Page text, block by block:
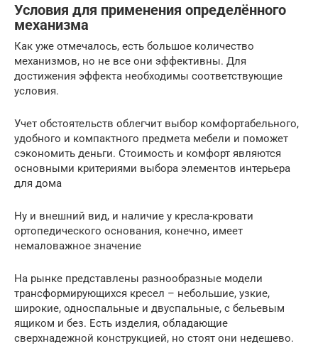
Условия для применения определённого
механизма
Как уже отмечалось, есть большое количество
механизмов, но не все они эффективны. Для
достижения эффекта необходимы соответствующие
условия.
Учет обстоятельств облегчит выбор комфортабельного,
удобного и компактного предмета мебели и поможет
сэкономить деньги. Стоимость и комфорт являются
основными критериями выбора элементов интерьера
для дома
Ну и внешний вид, и наличие у кресла-кровати
ортопедического основания, конечно, имеет
немаловажное значение
На рынке представлены разнообразные модели
трансформирующихся кресел – небольшие, узкие,
широкие, односпальные и двуспальные, с бельевым
ящиком и без. Есть изделия, обладающие
сверхнадежной конструкцией, но стоят они недешево.